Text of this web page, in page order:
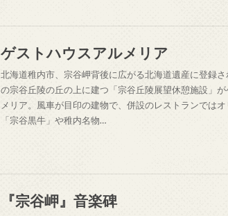
ゲストハウスアルメリア
北海道稚内市、宗谷岬背後に広がる北海道遺産に登録
の宗谷丘陵の丘の上に建つ「宗谷丘陵展望休憩施設」
メリア。風車が目印の建物で、併設のレストランでは
「宗谷黒牛」や稚内名物…
『宗谷岬』音楽碑